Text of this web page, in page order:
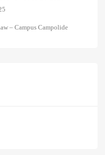
– Campus Campolide